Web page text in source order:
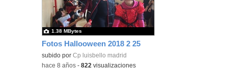
Fotos Hallooween 2018 2 25
subido porCp luisbello madrid
1.38 MBytes
-hace 8 años -822 visualizaciones